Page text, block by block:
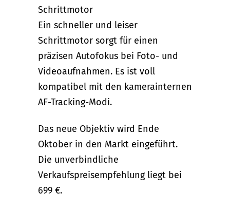
Schrittmotor
Ein schneller und leiser
Schrittmotor sorgt für einen
präzisen Autofokus bei Foto- und
Videoaufnahmen. Es ist voll
kompatibel mit den kamerainternen
AF-Tracking-Modi.
Das neue Objektiv wird Ende
Oktober in den Markt eingeführt.
Die unverbindliche
Verkaufspreisempfehlung liegt bei
699 €.